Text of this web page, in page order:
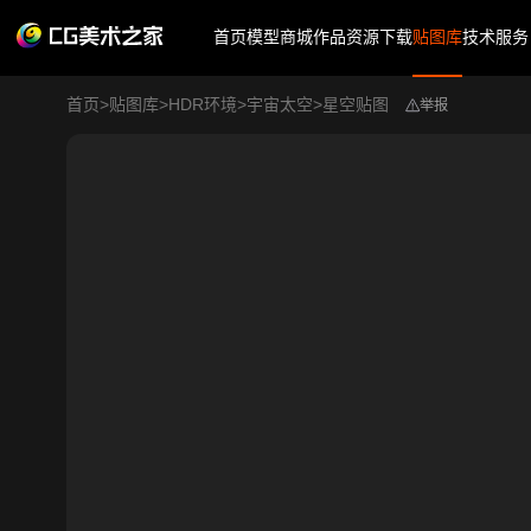
首页模型商城作品资源下载贴图库技术服务
首页>贴图库>HDR环境>宇宙太空>星空贴图 举报